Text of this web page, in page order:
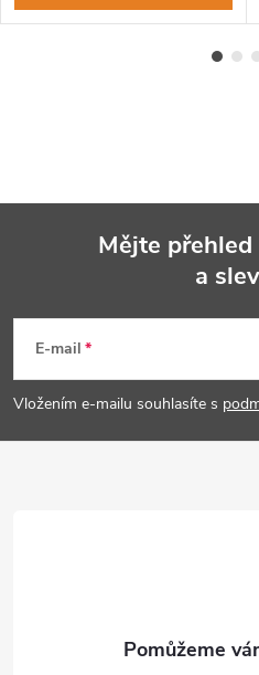
p
a
Mějte
a
E-mail
Vložením e-mailu souhlasíte s